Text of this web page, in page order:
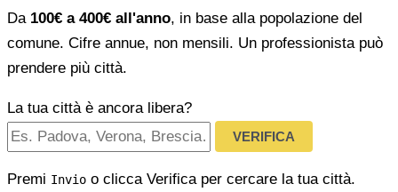
Da 100€ a 400€ all'anno, in base alla popolazione del
comune. Cifre annue, non mensili. Un professionista può
prendere più città.
La tua città è ancora libera?
VERIFICA
Premi Invio o clicca Verifica per cercare la tua città.